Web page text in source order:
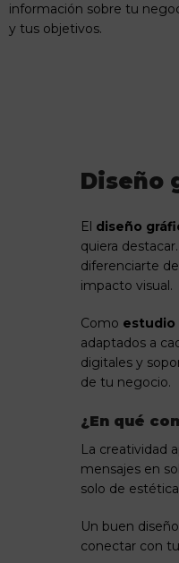
información sobre tu
y tus objetivos.
Diseño
El diseño
quiera
diferenciarte
impacto visual.
Como estudio
adaptados a
digitales y
de tu negocio.
¿En qué
La creatividad
mensajes en
solo de
Un buen
conectar con